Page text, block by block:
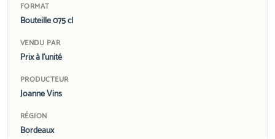
FORMAT
Bouteille 075 cl
VENDU PAR
Prix à l'unité
PRODUCTEUR
Joanne Vins
RÉGION
Bordeaux